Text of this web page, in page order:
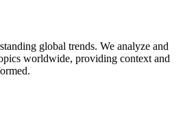
global trends. We analyze and
worldwide, providing context and